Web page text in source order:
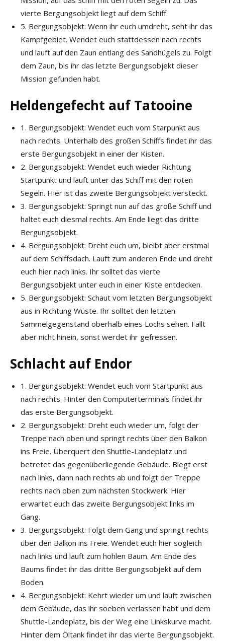
vierte Bergungsobjekt liegt auf dem Schiff.
5. Bergungsobjekt: Wenn ihr euch umdreht, seht ihr das
Kampfgebiet. Wendet euch stattdessen nach rechts
und lauft auf den Zaun entlang des Sandhügels zu. Folgt
dem Zaun, bis ihr das letzte Bergungsobjekt dieser
Mission gefunden habt.
Heldengefecht auf Tatooine
1. Bergungsobjekt: Wendet euch vom Starpunkt aus
nach rechts. Unterhalb des großen Schiffs findet ihr das
erste Bergungsobjekt in einer der Kisten.
2. Bergungsobjekt: Wendet euch wieder Richtung
Startpunkt und lauft unter das Schiff mit den roten
Segeln. Hier ist das zweite Bergungsobjekt versteckt.
3. Bergungsobjekt: Springt nun auf das große Schiff und
haltet euch diesmal rechts. Am Ende liegt das dritte
Bergungsobjekt.
4. Bergungsobjekt: Dreht euch um, bleibt aber erstmal
auf dem Schiffsdach. Lauft zum anderen Ende und dreht
euch hier nach links. Ihr solltet das vierte
Bergungsobjekt unter euch in einer Kiste entdecken.
5. Bergungsobjekt: Schaut vom letzten Bergungsobjekt
aus in Richtung Wüste. Ihr solltet den letzten
Sammelgegenstand oberhalb eines Lochs sehen. Fallt
aber nicht hinein, sonst werdet ihr gefressen.
Schlacht auf Endor
1. Bergungsobjekt: Wendet euch vom Startpunkt aus
nach rechts. Hinter den Computerterminals findet ihr
das erste Bergungsobjekt.
2. Bergungsobjekt: Dreht euch wieder um, folgt der
Treppe nach oben und springt rechts über den Balkon
ins Freie. Überquert den Shuttle-Landeplatz und
betretet das gegenüberliegende Gebäude. Biegt erst
nach links, dann nach rechts ab und folgt der Treppe
rechts nach oben zum nächsten Stockwerk. Hier
erwartet euch das zweite Bergungsobjekt links im
Gang.
3. Bergungsobjekt: Folgt dem Gang und springt rechts
über den Balkon ins Freie. Wendet euch hier sogleich
nach links und lauft zum hohlen Baum. Am Ende des
Baums findet ihr das dritte Bergungsobjekt auf dem
Boden.
4. Bergungsobjekt: Kehrt wieder um und lauft zwischen
dem Gebäude, das ihr soeben verlassen habt und dem
Shuttle-Landeplatz, bis der Weg eine Linkskurve macht.
Hinter dem Öltank findet ihr das vierte Bergungsobjekt.